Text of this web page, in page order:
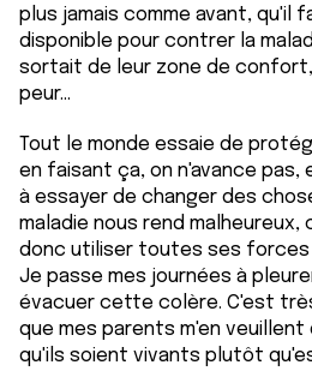
plus jamais comme avant, qu'il
disponible pour contrer la
sortait de leur zone de
peur...
Tout le monde essaie de
en faisant ça, on n'avance pas,
à essayer de changer des
maladie nous rend
donc utiliser toutes ses forces
Je passe mes journées à
évacuer cette colère. C'est
que mes parents m'en veuillent
qu'ils soient vivants plutôt